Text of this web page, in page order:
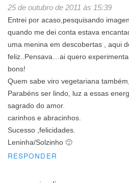
25 de outubro de 2011 às 15:39
Entrei por acaso,pesquisando
quando me dei conta estava
uma menina em descobertas , aqui
feliz..Pensava…ai quero
bons!
Quem sabe viro vegetariana
Parabéns ser lindo, luz a essas
sagrado do amor.
carinhos e abracinhos.
Sucesso ,felicidades.
Leninha/Solzinho 🙂
RESPONDER